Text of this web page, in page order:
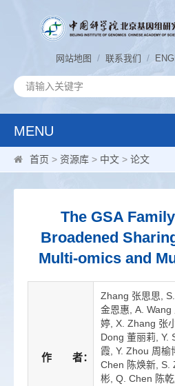
网站地图 / 联系我们 /
MENU
首页 > 资源库 > 中文 > 论文
The GSA
Broadened
Multi-omics and
作 者：
Zhang 张思思,
金恩惠, A. Wang
婷, X. Zhang 张
Dong 董丽莉, Y.
霞, Y. Zhou 周榆
Chen 陈焕新, S.
彬, Q. Chen 陈